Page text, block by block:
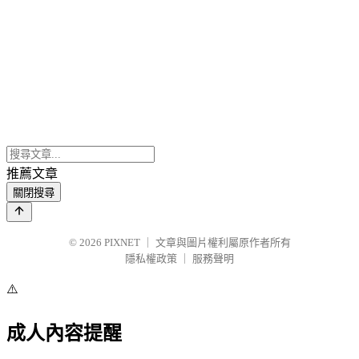
推薦文章
關閉搜尋
© 2026 PIXNET
文章與圖片權利屬原作者所有
隱私權政策
服務聲明
⚠️
成人內容提醒